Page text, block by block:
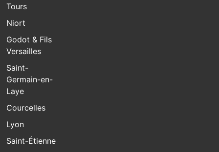
Tours
Niort
Godot & Fils
Versailles
Saint-
Germain-en-
Laye
Courcelles
Lyon
Saint-Étienne